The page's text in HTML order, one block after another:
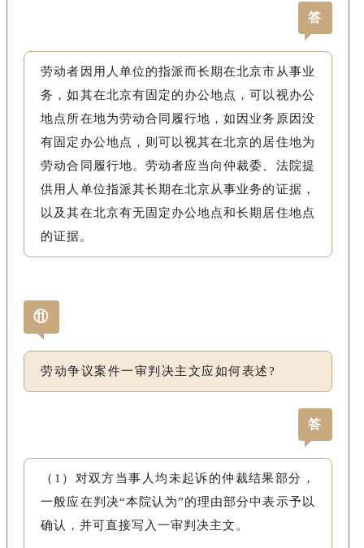
答
劳动者因用人单位的指派而长期在北京市从事业
务，如其在北京有固定的办公地点，可以视办公
地点所在地为劳动合同履行地，如因业务原因没
有固定办公地点，则可以视其在北京的居住地为
劳动合同履行地。劳动者应当向仲裁委、法院提
供用人单位指派其长期在北京从事业务的证据，
以及其在北京有无固定办公地点和长期居住地点
的证据。
⑪
劳动争议案件一审判决主文应如何表述?
答
（1）对双方当事人均未起诉的仲裁结果部分，
一般应在判决“本院认为”的理由部分中表示予以
确认，并可直接写入一审判决主文。